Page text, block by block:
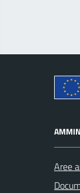
Aree